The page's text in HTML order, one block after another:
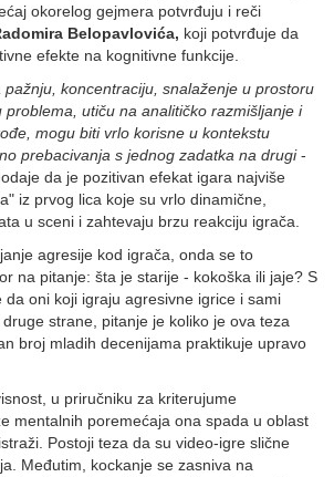
okorelog gejmera potvrđuju i reči
Belopavlovića, koji potvrđuje da
efekte na kognitivne funkcije.
koncentraciju, snalaženje u prostoru
utiču na analitičko razmišljanje i
mogu biti vrlo korisne u kontekstu
prebacivanja s jednog zadatka na drugi-
da je pozitivan efekat igara najviše
iz prvog lica koje su vrlo dinamične,
u sceni i zahtevaju brzu reakciju igrača.
agresije kod igrača, onda se to
na pitanje: šta je starije - kokoška ili jaje? S
da oni koji igraju agresivne igrice i sami
strane, pitanje je koliko je ova teza
broj mladih decenijama praktikuje upravo
u priručniku za kriterujume
mentalnih poremećaja ona spada u oblast
Postoji teza da su video-igre slične
Međutim, kockanje se zasniva na